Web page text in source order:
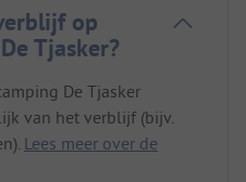
op
Tjasker?
De Tjasker
van het verblijf (bijv.
Lees meer over de